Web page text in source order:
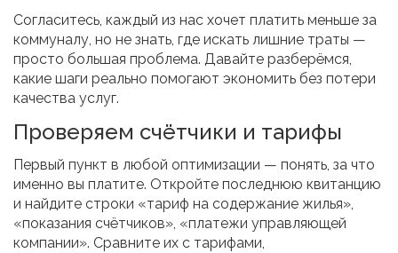
Согласитесь, каждый из нас хочет платить меньше за
коммуналу, но не знать, где искать лишние траты —
просто большая проблема. Давайте разберёмся,
какие шаги реально помогают экономить без потери
качества услуг.
Проверяем счётчики и тарифы
Первый пункт в любой оптимизации — понять, за что
именно вы платите. Откройте последнюю квитанцию
и найдите строки «тариф на содержание жилья»,
«показания счётчиков», «платежи управляющей
компании». Сравните их с тарифами,